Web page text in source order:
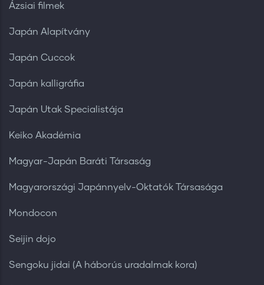
Ázsiai filmek
Japán Alapítvány
Japán Cuccok
Japán kalligráfia
Japán Utak Specialistája
Keiko Akadémia
Magyar-Japán Baráti Társaság
Magyarországi Japánnyelv-Oktatók Társasága
Mondocon
Seijin dojo
Sengoku jidai (A háborús uradalmak kora)